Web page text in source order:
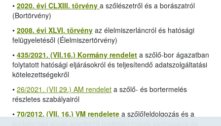
• 2020. évi CLXIII. törvény a szőlészetről és a borászatról
(Bortörvény)
• 2008. évi XLVI. törvény az élelmiszerláncról és hatósági
felügyeletésől (Élelmiszertörvény)
• 435/2021. (VII.16.) Kormány rendelet a szőlő-bor ágazatban
folytatott hatósági eljárásokról és teljesítendő adatszolgáltatási
kötelezettségekről
• 26/2021. (VII 29.) AM rendelet a szőlő- és bortermelés
részletes szabályairól
• 70/2012. (VII. 16.) VM rendelete a szőlőfeldolgozás és a